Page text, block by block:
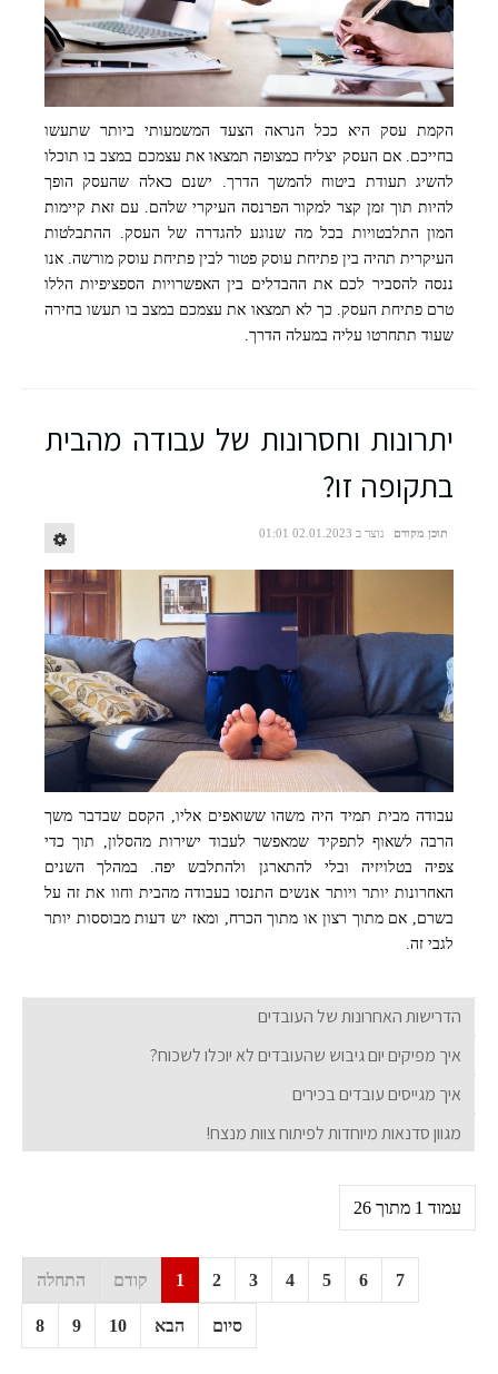
קרדיט תמונה: freepik
הקמת עסק היא ככל הנראה הצעד המשמעותי ביותר שתעשו
בחייכם. אם העסק יצליח כמצופה תמצאו את עצמכם במצב בו תוכלו
להשיג תעודת ביטוח להמשך הדרך. ישנם כאלה שהעסק הופך
להיות תוך זמן קצר למקור הפרנסה העיקרי שלהם. עם זאת קיימות
המון התלבטויות בכל מה שנוגע להגדרה של העסק. ההתבלטות
העיקרית תהיה בין פתיחת עוסק פטור לבין פתיחת עוסק מורשה. אנו
ננסה להסביר לכם את ההבדלים בין האפשרויות הספציפיות הללו
טרם פתיחת העסק. כך לא תמצאו את עצמכם במצב בו תעשו בחירה
שעוד תתחרטו עליה במעלה הדרך.
יתרונות וחסרונות של עבודה מהבית
בתקופה זו?
תוכן מקודם נוצר ב 02.01.2023 01:01
עבודה מבית תמיד היה משהו ששואפים אליו, הקסם שבדבר משך
הרבה לשאוף לתפקיד שמאפשר לעבוד ישירות מהסלון, תוך כדי
צפיה בטלויזיה ובלי להתארגן ולהתלבש יפה. במהלך השנים
האחרונות יותר ויותר אנשים התנסו בעבודה מהבית וחוו את זה על
בשרם, אם מתוך רצון או מתוך הכרח, ומאז יש דעות מבוססות יותר
לגבי זה.
הדרישות האחרונות של העובדים
איך מפיקים יום גיבוש שהעובדים לא יוכלו לשכוח?
איך מגייסים עובדים בכירים
מגוון סדנאות מיוחדות לפיתוח צוות מנצח!
עמוד 1 מתוך 26
התחלה קודם 1 2 3 4 5 6 7
8 9 10 הבא סיום